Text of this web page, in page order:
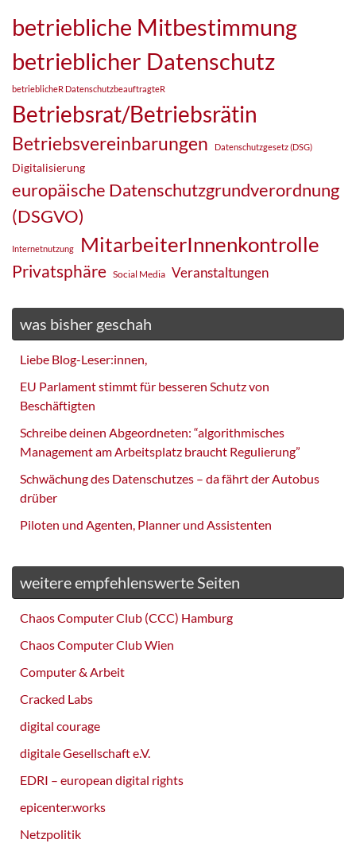
betriebliche Mitbestimmung
betrieblicher Datenschutz
betrieblicheR DatenschutzbeauftragteR
Betriebsrat/Betriebsrätin
Betriebsvereinbarungen Datenschutzgesetz (DSG)
Digitalisierung
europäische Datenschutzgrundverordnung
(DSGVO)
Internetnutzung MitarbeiterInnenkontrolle
Privatsphäre Social Media Veranstaltungen
was bisher geschah
Liebe Blog-Leser:innen,
EU Parlament stimmt für besseren Schutz von
Beschäftigten
Schreibe deinen Abgeordneten: “algorithmisches
Management am Arbeitsplatz braucht Regulierung”
Schwächung des Datenschutzes – da fährt der Autobus
drüber
Piloten und Agenten, Planner und Assistenten
weitere empfehlenswerte Seiten
Chaos Computer Club (CCC) Hamburg
Chaos Computer Club Wien
Computer & Arbeit
Cracked Labs
digital courage
digitale Gesellschaft e.V.
EDRI – european digital rights
epicenter.works
Netzpolitik